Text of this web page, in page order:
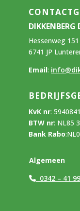
DIKKENBERG
Hessenweg 151
6741 JP
Email:
KvK nr:
BTW nr: NL85
Bank Rabo:
Algemeen
0342 – 41